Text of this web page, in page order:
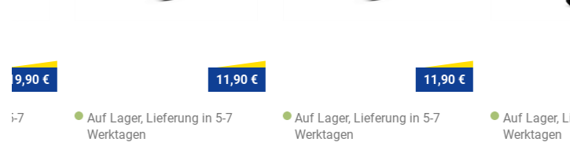
Auf Lager, Lieferung in 5-7
Werktagen
Auf Lager, Lieferung in 5-7
Werktagen
Auf Lager, Lieferung
Werktagen